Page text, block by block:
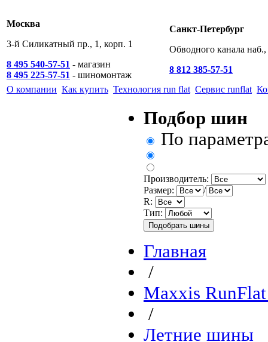
Москва
3-й Силикатный пр., 1, корп. 1
8 495 540-57-51 - магазин
8 495 225-57-51 - шиномонтаж
Санкт-Петербург
Обводного канала
8 812 385-57-51
О компании Как купить Технология run flat Сервис runflat
Подбор шин
По
Производитель:
Размер:
/
R:
Тип:
Главная
/
Maxxis
/
Летние шины